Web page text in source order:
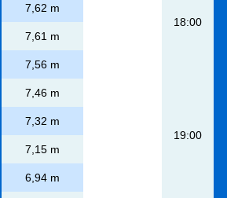
7,62 m
7,61 m
7,56 m
7,46 m
7,32 m
7,15 m
6,94 m
18:00
19:00